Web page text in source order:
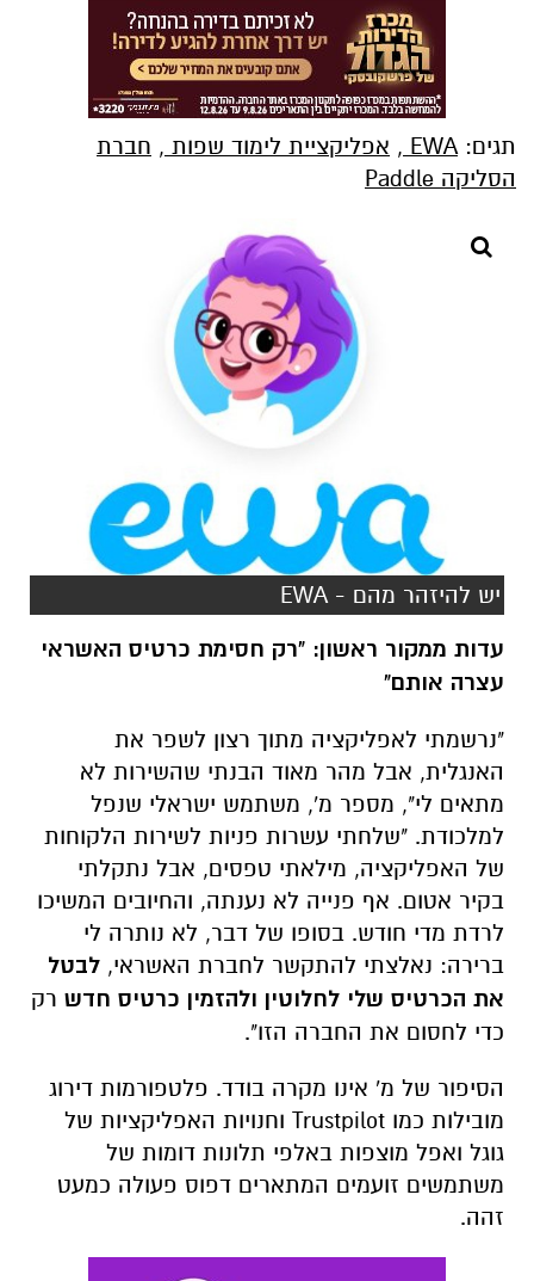
תגים:EWA
, אפליקציית לימוד שפות , חברת
הסליקה Paddle
יש להיזהר מהם - EWA
עדות ממקור ראשון: "רק חסימת כרטיס האשראי
עצרה אותם"
"נרשמתי לאפליקציה מתוך רצון לשפר את
האנגלית, אבל מהר מאוד הבנתי שהשירות לא
מתאים לי", מספר מ', משתמש ישראלי שנפל
למלכודת. "שלחתי עשרות פניות לשירות הלקוחות
של האפליקציה, מילאתי טפסים, אבל נתקלתי
בקיר אטום. אף פנייה לא נענתה, והחיובים המשיכו
לרדת מדי חודש. בסופו של דבר, לא נותרה לי
ברירה: נאלצתי להתקשר לחברת האשראי, לבטל
את הכרטיס שלי לחלוטין ולהזמין כרטיס חדש רק
כדי לחסום את החברה הזו".
הסיפור של מ' אינו מקרה בודד. פלטפורמות דירוג
מובילות כמו Trustpilot וחנויות האפליקציות של
גוגל ואפל מוצפות באלפי תלונות דומות של
משתמשים זועמים המתארים דפוס פעולה כמעט
זהה.